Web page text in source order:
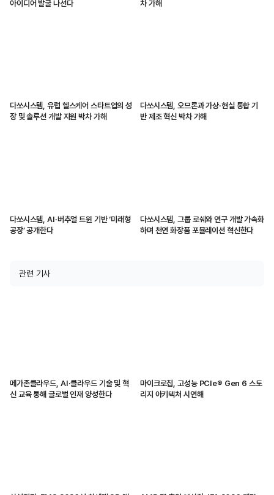
아이디어 발굴 나선다 차 가해
다쏘시스템, 유럽 헬스케어 스타트업의 성
장 및 솔루션 개발 지원 박차 가해
다쏘시스템, 오므론과 가상·현실 통합 기
반 제조 혁신 박차 가해
다쏘시스템, AI·버추얼 트윈 기반 ‘미래형
공장’ 공개한다
다쏘시스템, 그룹 로쉐와 연구 개발 가속화
하며 천연 화장품 포뮬레이션 혁신한다
관련 기사
메가존클라우드, AI·클라우드 기술 및 혁
신 교육 통해 글로벌 인재 양성한다
마이크로칩, 고성능 PCIe® Gen 6 스토
리지 아키텍처 시연해